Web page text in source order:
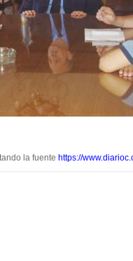
la fuente https://